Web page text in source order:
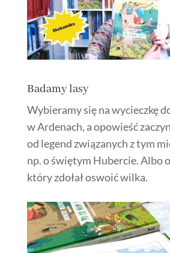
Badamy lasy
Wybieramy się na wycieczkę
w Ardenach, a opowieść
od legend związanych z tym
np. o świętym Hubercie. Albo
który zdołał oswoić wilka.